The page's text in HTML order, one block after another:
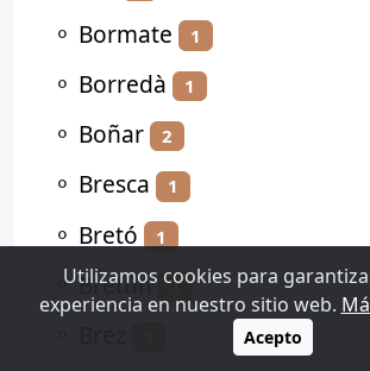
⚬ Bormate 1
⚬ Borredà 1
⚬ Boñar 2
⚬ Bresca 1
⚬ Bretó 1
⚬Bretún 1
Utilizamos cookies para
experiencia en nuestro sitio web.
Acepto